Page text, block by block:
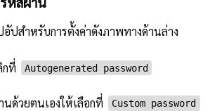
ปสำหรับการตั้งค่าดังภาพทางด้านล่าง
กที่ Autogenerated password
ด้วยตนเองให้เลือกที่ Custom password